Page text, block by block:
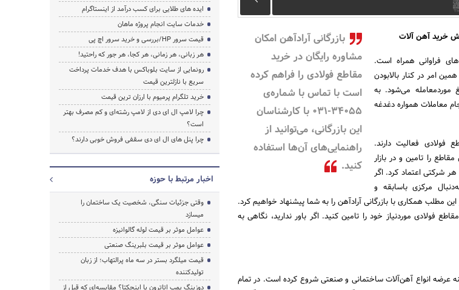
جستجو
بازرگانی آرادآهن امکان
مشاوره رایگان در خرید
مقاطع فولادی را فراهم کرده
است با تماس با شماره‌ی
34055-031 با کارشناسان
این بازرگانی، می‌توانید از
راهنمایی‌های آن‌ها استفاده
کنید.
خرید آهن آلات
فراوانی همراه است.
امر در کنار بالابودن
موردمعامله می‌شود. به
معاملات همواره دغدغه
فعالیت دارند.
را تامین و در بازار
شرکتی اعتماد کرد. اگر
مرکزی باسابقه و
مطلب همکاری با بازرگانی آرادآهن را به شما پیشنهاد خواهیم کرد.
فولادی موردنیاز خود را تامین کنید. اگر باور ندارید، نگاهی به
فعالیت خود را از سال 1377 در زمینه عرضه انواع آهن‌آلات ساختمانی و صنعتی شروع کرده است. در تمام
ایده های طلایی برای کسب درآمد از اینستاگرام
خدمات سایت انجام پروژه ماهان
قیمت سرور HP/بررسی و خرید سرور اچ پی
هر زبانی، هر زمانی، هر کجا، هر جور که راحتید!
رونمایی از سایت بلوباکس با هدف خدمات پرداخت
سریع با نازلترین قیمت
خرید تلگرام پرمیوم با ارزان ترین قیمت
چرا لامپ ال ای دی از لامپ رشته‌ای و کم مصرف بهتر
است؟
چرا پنل های ال ای دی سقفی فروش خوبی دارند؟
اخبار مرتبط با حوزه
وقتی جزئیات سنگی، شخصیت یک ساختمان را
میسازد
عوامل موثر بر قیمت لوله گالوانیزه
عوامل موثر بر قیمت بلبرینگ صنعتی
قیمت میلگرد بستر در سه ماه پرالتهاب؛ از زبان
تولیدکننده
دوزینگ پمپ اتاترون یا اینجکتا؟ مقایسه‌ای که قبل از